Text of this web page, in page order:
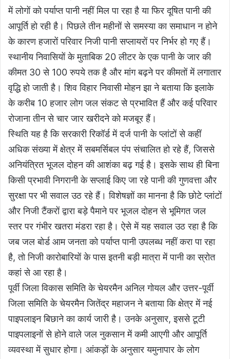
में लोगों को पर्याप्त पानी नहीं मिल पा रहा है या फिर दूषित पानी की
आपूर्ति हो रही है। पिछले तीन महीनों से समस्या का समाधान न होने
के कारण हजारों परिवार निजी पानी सप्लायरों पर निर्भर हो गए हैं।
स्थानीय निवासियों के मुताबिक 20 लीटर के एक पानी के जार की
कीमत 30 से 100 रुपये तक है और मांग बढ़ने पर कीमतों में लगातार
वृद्धि हो जाती है। शिव विहार निवासी मोहन झा ने बताया कि इलाके
के करीब 10 हजार लोग जल संकट से प्रभावित हैं और कई परिवार
रोजाना तीन से चार जार खरीदने को मजबूर हैं।
स्थिति यह है कि सरकारी रिकॉर्ड में दर्ज पानी के प्लांटों से कहीं
अधिक संख्या में क्षेत्र में सबमर्सिबल पंप संचालित हो रहे हैं, जिससे
अनियंत्रित भूजल दोहन की आशंका बढ़ गई है। इसके साथ ही बिना
किसी प्रभावी निगरानी के सप्लाई किए जा रहे पानी की गुणवत्ता और
सुरक्षा पर भी सवाल उठ रहे हैं। विशेषज्ञों का मानना है कि छोटे प्लांटों
और निजी टैंकरों द्वारा बड़े पैमाने पर भूजल दोहन से भूमिगत जल
स्तर पर गंभीर खतरा मंडरा रहा है। ऐसे में यह सवाल उठ रहा है कि
जब जल बोर्ड आम जनता को पर्याप्त पानी उपलब्ध नहीं करा पा रहा
है, तो निजी कारोबारियों के पास इतनी बड़ी मात्रा में पानी का स्रोत
कहां से आ रहा है।
पूर्वी जिला विकास समिति के चेयरमैन अनिल गोयल और उत्तर-पूर्वी
जिला समिति के चेयरमैन जितेंद्र महाजन ने बताया कि क्षेत्र में नई
पाइपलाइन बिछाने का कार्य जारी है। उनके अनुसार, इससे टूटी
पाइपलाइनों से होने वाले जल नुकसान में कमी आएगी और आपूर्ति
व्यवस्था में सुधार होगा। आंकड़ों के अनुसार यमुनापार के लोग